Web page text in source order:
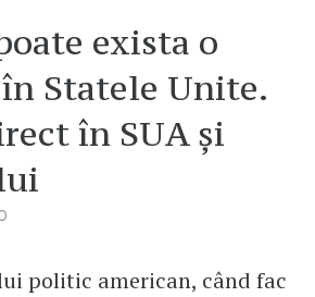
exista o
Statele Unite.
în SUA şi
politic american, când fac